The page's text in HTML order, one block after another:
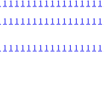
1 1 1 1 1 1 1 1 1 1 1 1 1 1 1 1 1
1 1 1 1 1 1 1 1 1 1 1 1 1 1 1 1 1
1 1 1 1 1 1 1 1 1 1 1 1 1 1 1 1 1